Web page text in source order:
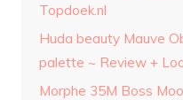
Topdoek.nl
Huda beauty Mauve
palette ~ Review +
Morphe 35M Boss